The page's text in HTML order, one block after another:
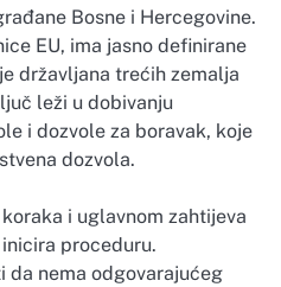
Bosne i Hercegovine.
EU, ima jasno definirane
državljana trećih zemalja
leži u dobivanju
i dozvole za boravak, koje
dozvola.
i uglavnom zahtijeva
proceduru.
da nema odgovarajućeg